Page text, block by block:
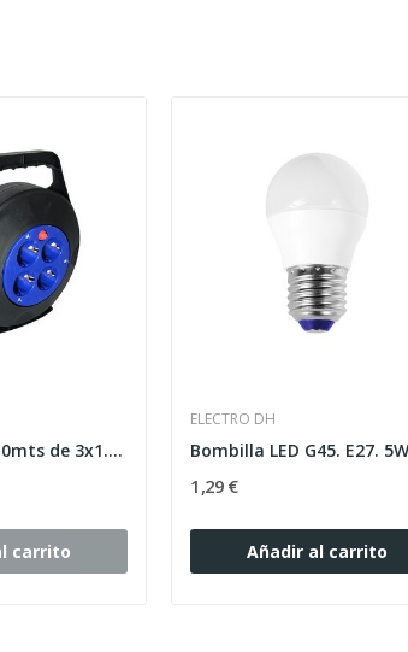
Enrollacables 10mts de 3x1.5mm
carrito
ELECTRO DH
1,29 €
Añadir al carrito